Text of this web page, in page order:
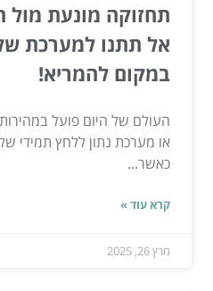
תחזוקה מונעת מול
אל תתנו למערכת
במקום להמריא!
העולם של היום פועל
או מערכת נתון ללחץ תמידי
כאשר...
קרא עוד »
מרץ 26, 2025